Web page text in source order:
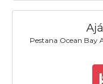
Pestana Ocean Bay